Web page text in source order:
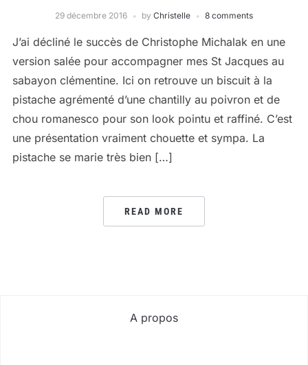
29 décembre 2016 by Christelle 8 comments
J’ai décliné le succès de Christophe Michalak en une
version salée pour accompagner mes St Jacques au
sabayon clémentine. Ici on retrouve un biscuit à la
pistache agrémenté d’une chantilly au poivron et de
chou romanesco pour son look pointu et raffiné. C’est
une présentation vraiment chouette et sympa. La
pistache se marie très bien […]
READ MORE
A propos